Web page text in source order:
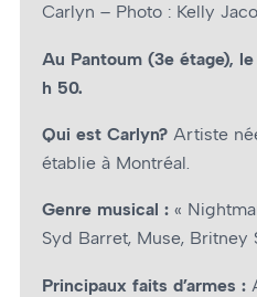
Carlyn – Photo : Kelly
Au Pantoum (3e étage),
h 50.
Qui est Carlyn? Artiste
établie à Montréal.
Genre musical : «
Syd Barret, Muse, Britney
Principaux faits d’armes :